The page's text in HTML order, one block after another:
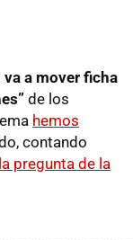
a mover ficha
de los
hemos
contando
la pregunta de la